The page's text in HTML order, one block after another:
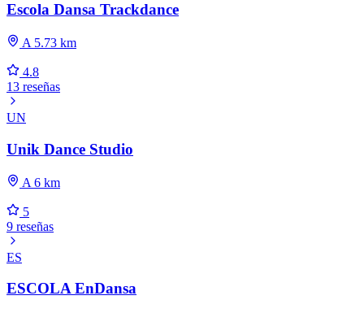
Escola Dansa Trackdance
A 5.73 km
4.8
13 reseñas
UN
Unik Dance Studio
A 6 km
5
9 reseñas
ES
ESCOLA EnDansa